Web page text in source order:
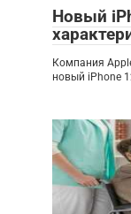
Новый
Компания
новый iPhone